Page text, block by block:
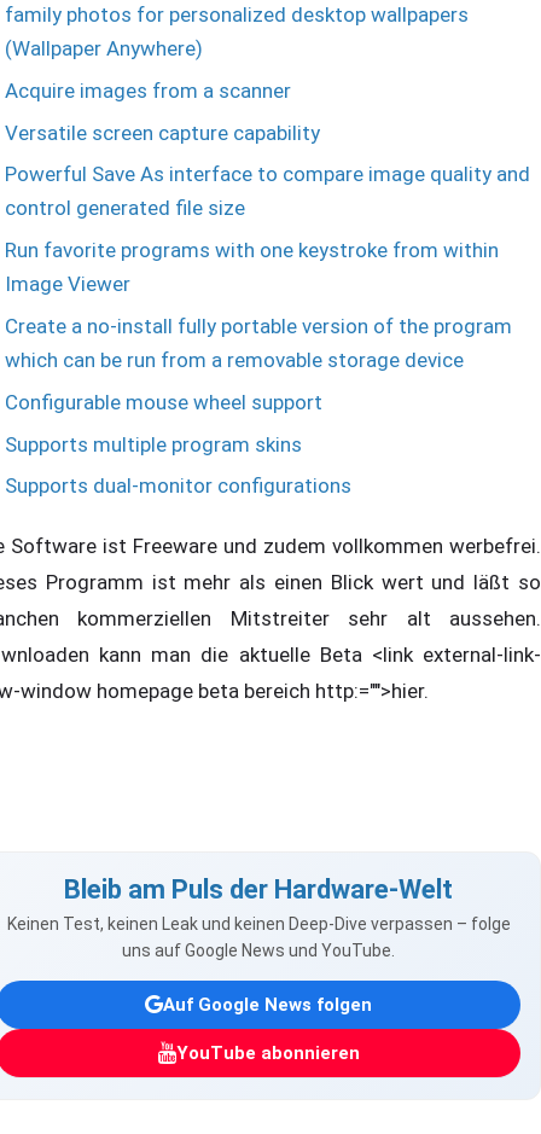
family photos for personalized desktop wallpapers
(Wallpaper Anywhere)
Acquire images from a scanner
Versatile screen capture capability
Powerful Save As interface to compare image quality and
control generated file size
Run favorite programs with one keystroke from within
Image Viewer
Create a no-install fully portable version of the program
which can be run from a removable storage device
Configurable mouse wheel support
Supports multiple program skins
Supports dual-monitor configurations
Software ist Freeware und zudem vollkommen werbefrei.
Programm ist mehr als einen Blick wert und läßt so
kommerziellen Mitstreiter sehr alt aussehen.
kann man die aktuelle Beta <link external-link-
window homepage beta bereich http:="">hier.
Bleib am Puls der Hardware-Welt
Keinen Test, keinen Leak und keinen Deep-Dive verpassen – folge
uns auf Google News und YouTube.
Auf Google News folgen
YouTube abonnieren